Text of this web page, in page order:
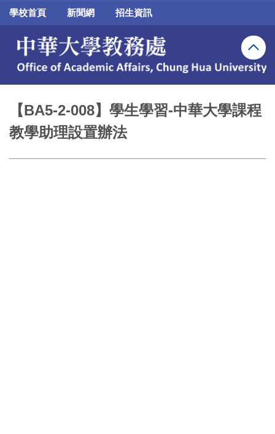
跳
區
學校首頁 新聞網 招生資訊
【BA5-2-008】學生學習-中華大學課程
教學助理設置辦法